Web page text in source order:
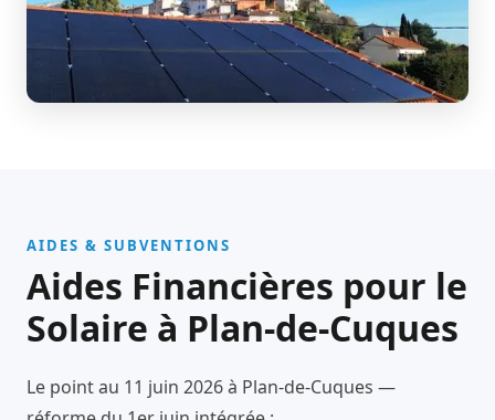
AIDES & SUBVENTIONS
Aides Financières pour le
Solaire à Plan-de-Cuques
Le point au 11 juin 2026 à Plan-de-Cuques —